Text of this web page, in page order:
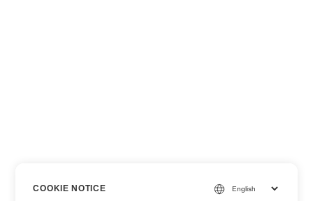
COOKIE NOTICE